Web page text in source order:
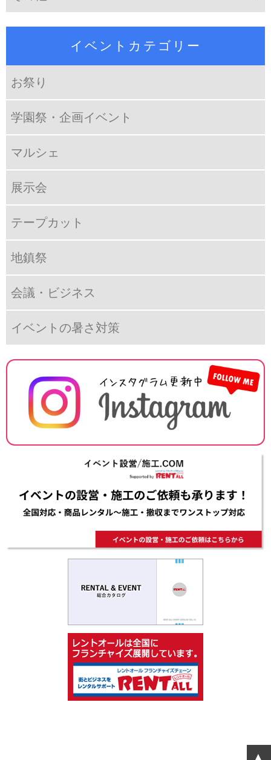
イベントカテゴリー
お祭り
学園祭・企画イベント
マルシェ
展示会
テープカット
地鎮祭
会議・ビジネス
イベントの暑さ対策